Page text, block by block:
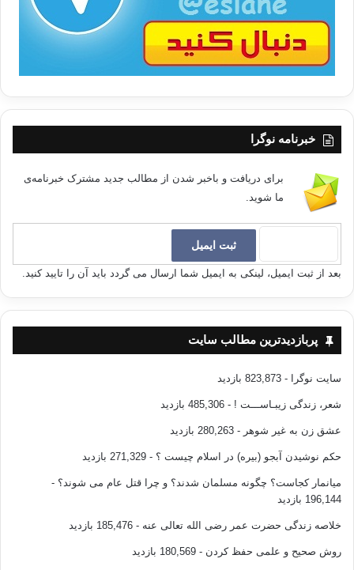
خبرنامه نوگرا
برای دریافت و باخبر شدن از مطالب جدید مشترک خبرنامه‌ی
ما شوید.
بعد از ثبت ایمیل، لینکی به ایمیل شما ارسال می گردد باید آن را تایید کنید.
پربازدیدترین مطالب سایت
سایت نوگرا - 823,873 بازدید
شعر، زندگی زیبـاســـت ! - 485,306 بازدید
عشق زن به غیر شوهر - 280,263 بازدید
حکم نوشیدن آبجو (بیره) در اسلام چیست ؟ - 271,329 بازدید
میانمار کجاست؟ چگونه مسلمان شدند؟ و چرا قتل عام می شوند؟ -
196,144 بازدید
خلاصه زندگی حضرت عمر رضی الله تعالی عنه - 185,476 بازدید
روش صحیح و علمی حفظ کردن - 180,569 بازدید